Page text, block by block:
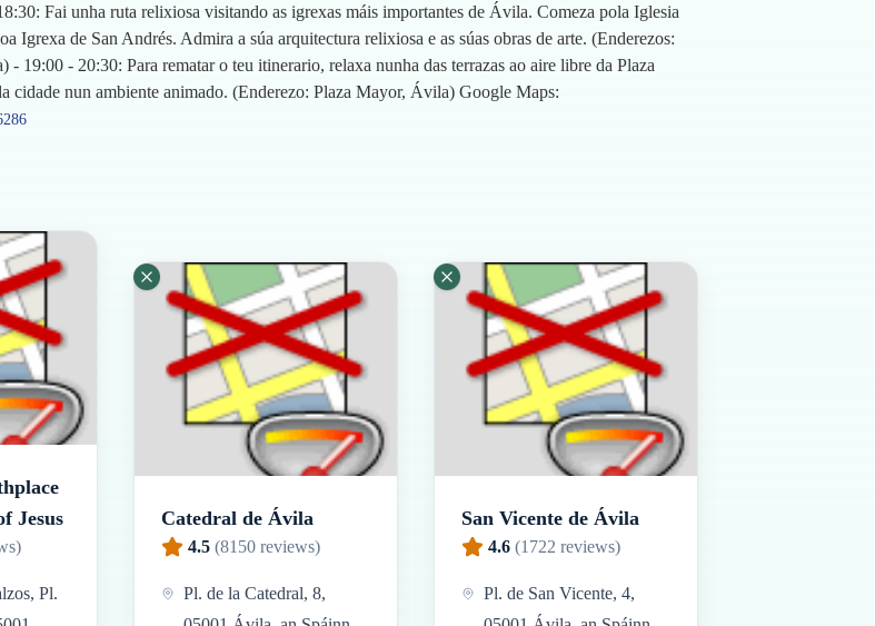
Fai unha ruta relixiosa visitando as igrexas máis importantes de Ávila. Comeza pola Iglesia
Igrexa de San Andrés. Admira a súa arquitectura relixiosa e as súas obras de arte. (Enderezos:
19:00 - 20:30: Para rematar o teu itinerario, relaxa nunha das terrazas ao aire libre da Plaza
cidade nun ambiente animado. (Enderezo: Plaza Mayor, Ávila) Google Maps:
Jesus
Pl.
Catedral de Ávila
4.5 (8150 reviews)
Pl. de la Catedral, 8,
San Vicente de Ávila
4.6 (1722 reviews)
Pl. de San Vicente, 4,